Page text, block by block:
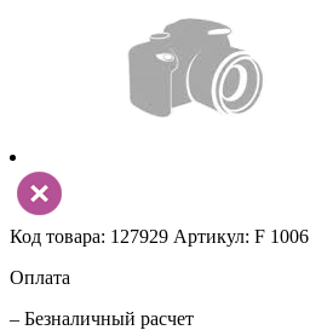
Код товара: 127929 Артикул: F 1006
Оплата
– Безналичный расчет